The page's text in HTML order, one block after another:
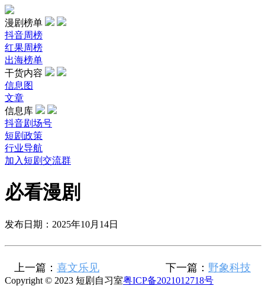
漫剧榜单
抖音周榜
红果周榜
出海榜单
干货内容
信息图
文章
信息库
抖音剧场号
短剧政策
行业导航
加入短剧交流群
必看漫剧
发布日期：2025年10月14日
上一篇： 喜文乐见 下一篇： 野象科技
Copyright © 2023 短剧自习室粤ICP备2021012718号